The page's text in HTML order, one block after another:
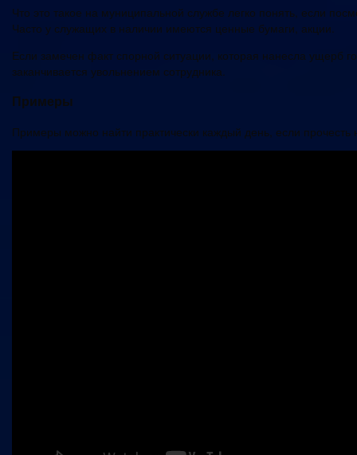
Что это такое на муниципальной службе легко понять, если
Часто у служащих в наличии имеются ценные бумаги, акции.
Если замечен факт спорной ситуации, которая нанесла ущерб
заканчивается увольнением сотрудника.
Примеры
Примеры можно найти практически каждый день, если